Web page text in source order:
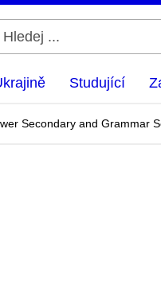
Studující
Secondary and Grammar